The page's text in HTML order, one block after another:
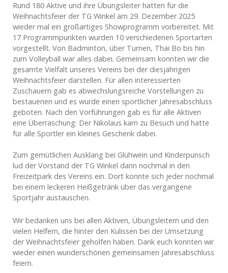
Rund 180 Aktive und ihre Übungsleiter hatten für die
Weihnachtsfeier der TG Winkel am 29. Dezember 2025
wieder mal ein großartiges Showprogramm vorbereitet. Mit
17 Programmpunkten wurden 10 verschiedenen Sportarten
vorgestellt. Von Badminton, über Turnen, Thai Bo bis hin
zum Volleyball war alles dabei. Gemeinsam konnten wir die
gesamte Vielfalt unseres Vereins bei der diesjährigen
Weihnachtsfeier darstellen. Für allen interessierten
Zuschauern gab es abwechslungsreiche Vorstellungen zu
bestauenen und es wurde einen sportlicher Jahresabschluss
geboten. Nach den Vorführungen gab es für alle Aktiven
eine Überraschung: Der Nikolaus kam zu Besuch und hatte
für alle Sportler ein kleines Geschenk dabei.
Zum gemütlichen Ausklang bei Glühwein und Kinderpunsch
lud der Vorstand der TG Winkel dann nochmal in den
Freizeitpark des Vereins ein. Dort konnte sich jeder nochmal
bei einem leckeren Heißgetränk über das vergangene
Sportjahr austauschen.
Wir bedanken uns bei allen Aktiven, Übungsleitern und den
vielen Helfern, die hinter den Kulissen bei der Umsetzung
der Weihnachtsfeier geholfen haben. Dank euch konnten wir
wieder einen wunderschönen gemeinsamen Jahresabschluss
feiern.